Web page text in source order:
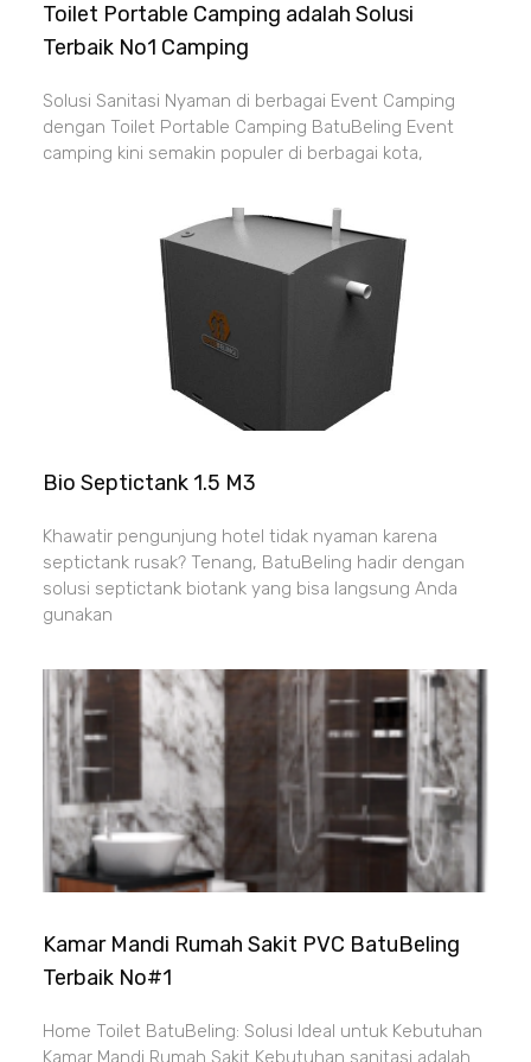
Toilet Portable Camping adalah Solusi
Terbaik No1 Camping
Solusi Sanitasi Nyaman di berbagai Event Camping
dengan Toilet Portable Camping BatuBeling Event
camping kini semakin populer di berbagai kota,
Bio Septictank 1.5 M3
Khawatir pengunjung hotel tidak nyaman karena
septictank rusak? Tenang, BatuBeling hadir dengan
solusi septictank biotank yang bisa langsung Anda
gunakan
Kamar Mandi Rumah Sakit PVC BatuBeling
Terbaik No#1
Home Toilet BatuBeling: Solusi Ideal untuk Kebutuhan